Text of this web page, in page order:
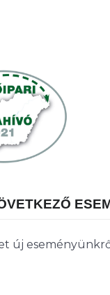
új